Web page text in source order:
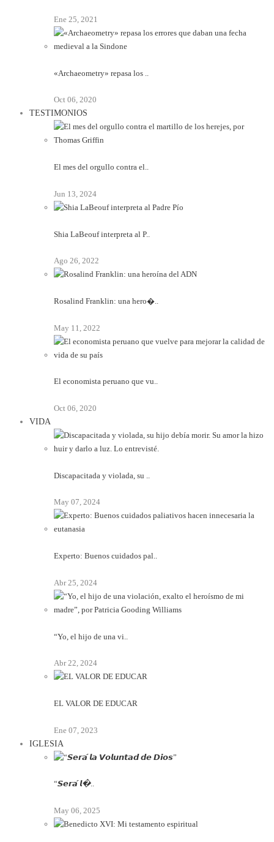
Ene 25, 2021
«Archaeometry» repasa los ..
Oct 06, 2020
TESTIMONIOS
El mes del orgullo contra el..
Jun 13, 2024
Shia LaBeouf interpreta al P..
Ago 26, 2022
Rosalind Franklin: una hero�..
May 11, 2022
El economista peruano que vu..
Oct 06, 2020
VIDA
Discapacitada y violada, su ..
May 07, 2024
Experto: Buenos cuidados pal..
Abr 25, 2024
“Yo, el hijo de una vi..
Abr 22, 2024
EL VALOR DE EDUCAR
Ene 07, 2023
IGLESIA
“𝙎𝙚𝙧𝙖́ 𝙡�..
May 06, 2025